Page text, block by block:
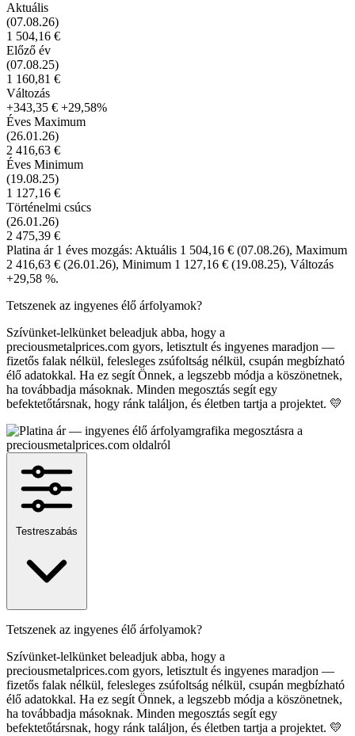
Aktuális
(07.08.26)
1 504,16 €
Előző év
(07.08.25)
1 160,81 €
Változás
+343,35 € +29,58%
Éves Maximum
(26.01.26)
2 416,63 €
Éves Minimum
(19.08.25)
1 127,16 €
Történelmi csúcs
(26.01.26)
2 475,39 €
Platina ár 1 éves mozgás: Aktuális 1 504,16 € (07.08.26), Maximum
2 416,63 € (26.01.26), Minimum 1 127,16 € (19.08.25), Változás
+29,58 %.
Tetszenek az ingyenes élő árfolyamok?
Szívünket-lelkünket beleadjuk abba, hogy a
preciousmetalprices.com gyors, letisztult és ingyenes maradjon —
fizetős falak nélkül, felesleges zsúfoltság nélkül, csupán megbízható
élő adatokkal. Ha ez segít Önnek, a legszebb módja a köszönetnek,
ha továbbadja másoknak. Minden megosztás segít egy
befektetőtársnak, hogy ránk találjon, és életben tartja a projektet. 💛
Testreszabás
Tetszenek az ingyenes élő árfolyamok?
Szívünket-lelkünket beleadjuk abba, hogy a
preciousmetalprices.com gyors, letisztult és ingyenes maradjon —
fizetős falak nélkül, felesleges zsúfoltság nélkül, csupán megbízható
élő adatokkal. Ha ez segít Önnek, a legszebb módja a köszönetnek,
ha továbbadja másoknak. Minden megosztás segít egy
befektetőtársnak, hogy ránk találjon, és életben tartja a projektet. 💛